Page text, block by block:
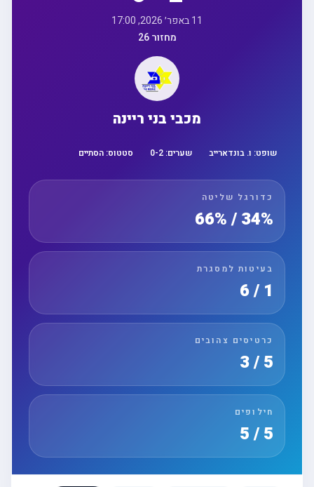
מחזור 26
מכבי בני ריינה
שופט:ו. בונדארייב שערים: 0-2 סטטוס:הסתיים
כדורגל שליטה
34% / 66%
בעיטות למסגרת
כרטיסים צהובים
חילופים